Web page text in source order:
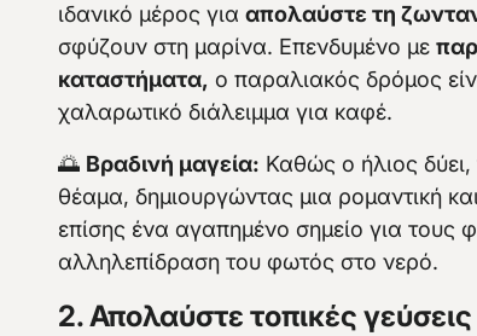
ιδανικό μέρος για απολαύστε τη
σφύζουν στη μαρίνα. Επενδυμένο με
καταστήματα, ο παραλιακός δρόμος
χαλαρωτικό διάλειμμα για καφέ.
🌅 Βραδινή μαγεία: Καθώς ο ήλιος
θέαμα, δημιουργώντας μια ρομαντική
επίσης ένα αγαπημένο σημείο για
αλληλεπίδραση του φωτός στο νερό.
2. Απολαύστε τοπικές γεύσεις